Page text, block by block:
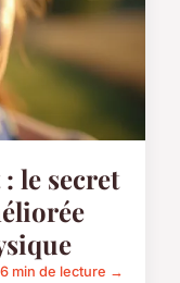
le secret
6 min de lecture →